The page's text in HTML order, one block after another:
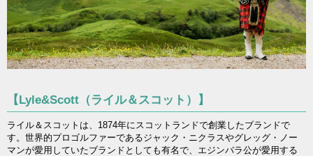
【Lyle&Scott（ライル＆スコット）】
ライル＆スコットは、1874年にスコットランドで創業したブランドで
す。世界的プロゴルファーであるジャック・ニクラスやグレッグ・ノー
マンが愛用していたブランドとしても有名で、エジンバラ公が愛用する